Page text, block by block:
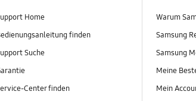
Home
finden
Suche
Center finden
Warum
Samsung
Samsung
Meine
Mein